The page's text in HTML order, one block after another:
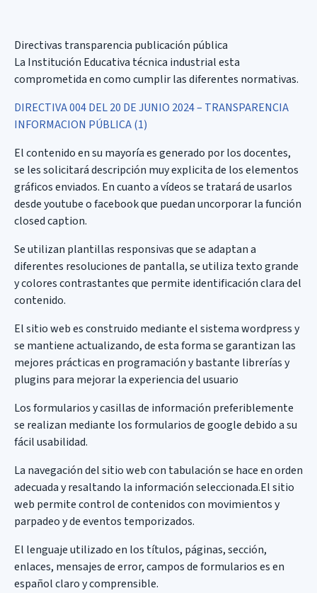
Directivas transparencia publicación pública
La Institución Educativa técnica industrial esta
comprometida en como cumplir las diferentes normativas.
DIRECTIVA 004 DEL 20 DE JUNIO 2024 – TRANSPARENCIA
INFORMACION PÚBLICA (1)
El contenido en su mayoría es generado por los docentes,
se les solicitará descripción muy explicita de los elementos
gráficos enviados. En cuanto a vídeos se tratará de usarlos
desde youtube o facebook que puedan uncorporar la función
closed caption.
Se utilizan plantillas responsivas que se adaptan a
diferentes resoluciones de pantalla, se utiliza texto grande
y colores contrastantes que permite identificación clara del
contenido.
El sitio web es construido mediante el sistema wordpress y
se mantiene actualizando, de esta forma se garantizan las
mejores prácticas en programación y bastante librerías y
plugins para mejorar la experiencia del usuario
Los formularios y casillas de información preferiblemente
se realizan mediante los formularios de google debido a su
fácil usabilidad.
La navegación del sitio web con tabulación se hace en orden
adecuada y resaltando la información seleccionada.El sitio
web permite control de contenidos con movimientos y
parpadeo y de eventos temporizados.
El lenguaje utilizado en los títulos, páginas, sección,
enlaces, mensajes de error, campos de formularios es en
español claro y comprensible.